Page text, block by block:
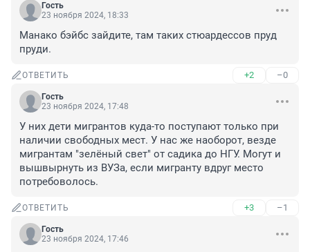
Гость
23 ноября 2024, 18:33
Манако бэйбс зайдите, там таких стюардессов пруд
пруди.
ОТВЕТИТЬ +2 –0
Гость
23 ноября 2024, 17:48
У них дети мигрантов куда-то поступают только при
наличии свободных мест. У нас же наоборот, везде
мигрантам "зелёный свет" от садика до НГУ. Могут и
вышвырнуть из ВУЗа, если мигранту вдруг место
потребоволось.
ОТВЕТИТЬ +3 –1
Гость
23 ноября 2024, 17:46